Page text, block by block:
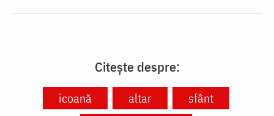
Citește despre:
icoană altar
sfânt